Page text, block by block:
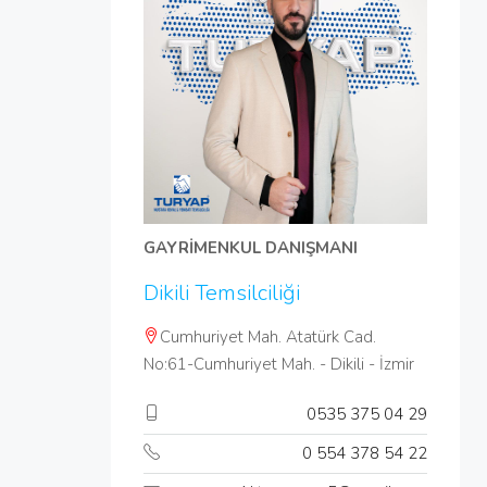
GAYRİMENKUL DANIŞMANI
Dikili Temsilciliği
Cumhuriyet Mah. Atatürk Cad.
No:61-Cumhuriyet Mah. - Dikili - İzmir
0535 375 04 29
0 554 378 54 22